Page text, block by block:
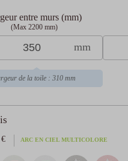
entre murs (mm)
(Max 2200 mm)
mm
de la toile : 310 mm
€ ARC EN CIEL MULTICOLORE